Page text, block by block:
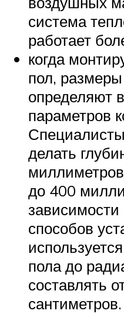
система
работает
когда
пол,
определяют
параметров
делать
до 400
зависимости
способов
пола до
составлять
сантиметров.